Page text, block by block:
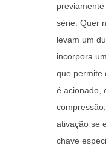
série. Quer
levam um
incorpora
que permite
é acionado,
ativação se
chave